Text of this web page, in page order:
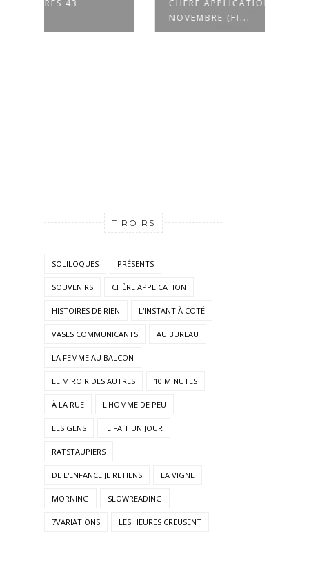
CHÈRE APPLICATION - 27
TIROIRS
SOLILOQUES PRÉSENTS
SOUVENIRS CHÈRE APPLICATION
HISTOIRES DE RIEN L'INSTANT À COTÉ
VASES COMMUNICANTS AU BUREAU
LA FEMME AU BALCON
LE MIROIR DES AUTRES 10 MINUTES
À LA RUE L'HOMME DE PEU
LES GENS IL FAIT UN JOUR
RATSTAUPIERS
DE L'ENFANCE JE RETIENS LA VIGNE
MORNING SLOWREADING
7VARIATIONS LES HEURES CREUSENT